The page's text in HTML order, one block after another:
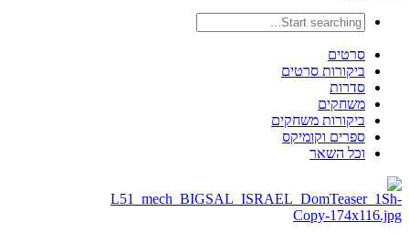
סרטים
ביקורות סרטים
סדרות
משחקים
ביקורות משחקים
ספרים וקומיקס
וכל השאר